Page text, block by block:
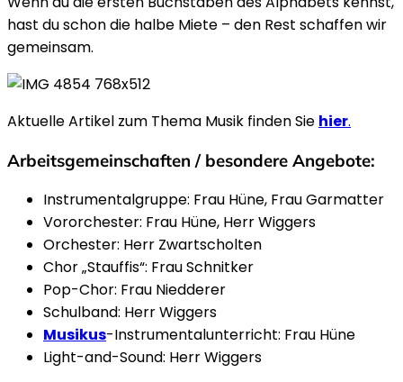
hast du schon die halbe Miete – den Rest schaffen wir
gemeinsam.
Aktuelle Artikel zum Thema Musik finden Sie hier.
Arbeitsgemeinschaften / besondere Angebote:
Instrumentalgruppe: Frau Hüne, Frau Garmatter
Vororchester: Frau Hüne, Herr Wiggers
Orchester: Herr Zwartscholten
Chor „Stauffis“: Frau Schnitker
Pop-Chor: Frau Niedderer
Schulband: Herr Wiggers
Musikus-Instrumentalunterricht: Frau Hüne
Light-and-Sound: Herr Wiggers